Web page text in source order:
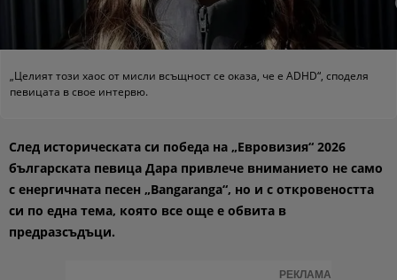
„Целият този хаос от мисли всъщност се оказа, че е ADHD“, споделя
певицата в свое интервю.
След историческата си победа на „Евровизия“ 2026
българската певица Дара привлече вниманието не само
с енергичната песен „Bangaranga“, но и с откровеността
си по една тема, която все още е обвита в
предразсъдъци.
РЕКЛАМА